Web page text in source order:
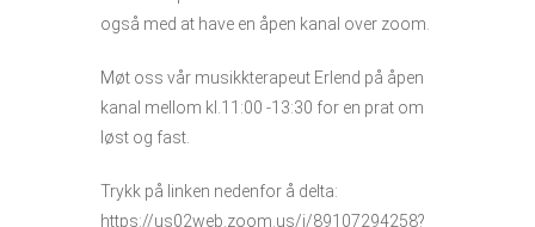
også med at have en åpen kanal over zoom.
Møt oss vår musikkterapeut Erlend på åpen
kanal mellom kl.11:00 -13:30 for en prat om
løst og fast.
Trykk på linken nedenfor å delta:
https://us02web.zoom.us/j/89107294258?